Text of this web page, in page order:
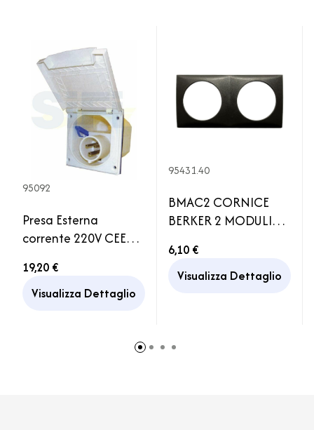
95092
Presa Esterna
corrente 220V CEE
19,20 €
Visualizza Dettaglio
95431.40
BMAC2 CORNICE
BERKER 2 MODULI
6,10 €
Visualizza Dettaglio